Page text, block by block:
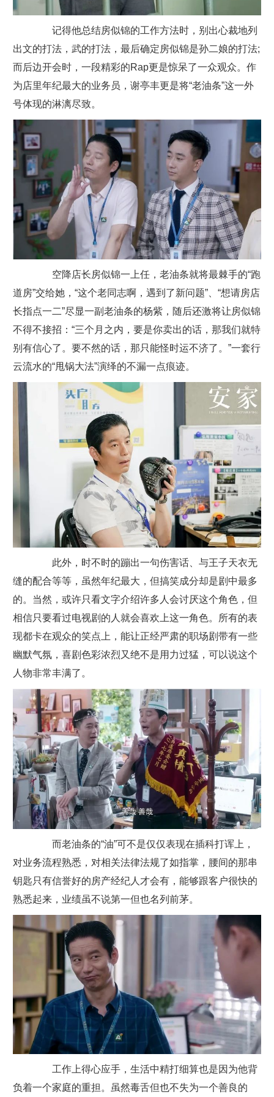
记得他总结房似锦的工作方法时，别出心裁地列
出文的打法，武的打法，最后确定房似锦是孙二娘的打法;
而后边开会时，一段精彩的Rap更是惊呆了一众观众。作
为店里年纪最大的业务员，谢亭丰更是将“老油条”这一外
号体现的淋漓尽致。
空降店长房似锦一上任，老油条就将最棘手的“跑
道房”交给她，“这个老同志啊，遇到了新问题”、“想请房店
长指点一二”尽显一副老油条的杨紫，随后还激将让房似锦
不得不接招：“三个月之内，要是你卖出的话，那我们就特
别有信心了。要不然的话，那只能怪时运不济了。”一套行
云流水的“甩锅大法”演绎的不漏一点痕迹。
此外，时不时的蹦出一句伤害话、与王子天衣无
缝的配合等等，虽然年纪最大，但搞笑成分却是剧中最多
的。当然，或许只看文字介绍许多人会讨厌这个角色，但
相信只要看过电视剧的人就会喜欢上这一角色。所有的表
现都卡在观众的笑点上，能让正经严肃的职场剧带有一些
幽默气氛，喜剧色彩浓烈又绝不是用力过猛，可以说这个
人物非常丰满了。
而老油条的“油”可不是仅仅表现在插科打诨上，
对业务流程熟悉，对相关法律法规了如指掌，腰间的那串
钥匙只有信誉好的房产经纪人才会有，能够跟客户很快的
熟悉起来，业绩虽不说第一但也名列前茅。
工作上得心应手，生活中精打细算也是因为他背
负着一个家庭的重担。虽然毒舌但也不失为一个善良的